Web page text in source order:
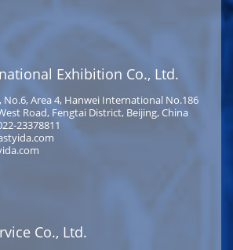
Exhibition Co., Ltd.
No.6, Area 4, Hanwei International No.186
Road, Fengtai District, Beijing, China
23378811
Co., Ltd.